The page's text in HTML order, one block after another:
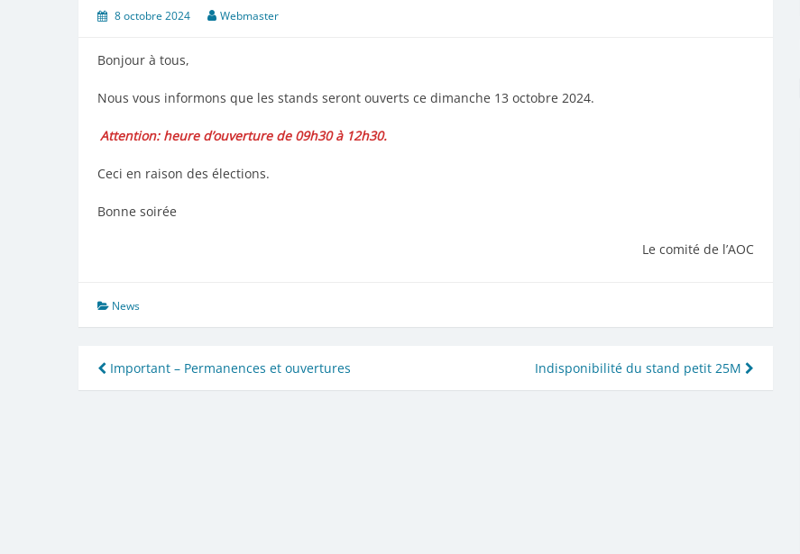
8 octobre 2024 Webmaster
Bonjour à tous,
Nous vous informons que les stands seront ouverts ce dimanche 13 octobre 2024.
Attention: heure d’ouverture de 09h30 à 12h30.
Ceci en raison des élections.
Bonne soirée
Le comité de l’AOC
News
Navigation
de
Important – Permanences et ouvertures Indisponibilité du stand petit 25M